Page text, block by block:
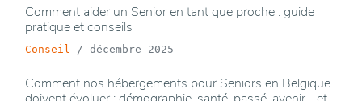
Comment aider un Senior en tant que proche : guide
pratique et conseils
Conseil / décembre 2025
Comment nos hébergements pour Seniors en Belgique